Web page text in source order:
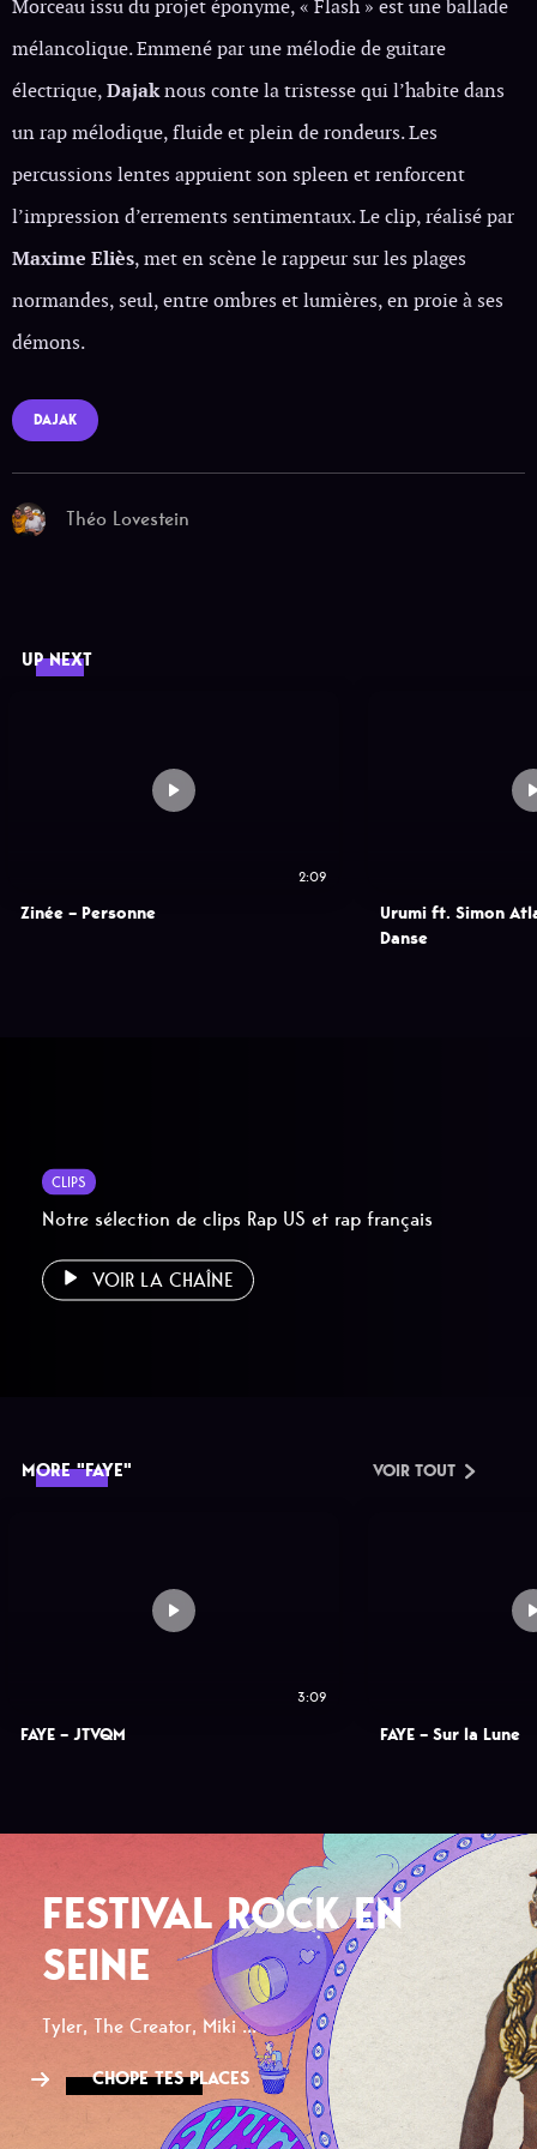
Morceau issu du projet éponyme, « Flash » est une ballade
mélancolique. Emmené par une mélodie de guitare
électrique,Dajaknous conte la tristesse qui l’habite dans
un rap mélodique, fluide et plein de rondeurs. Les
percussions lentes appuient son spleen et renforcent
l’impression d’errements sentimentaux. Le clip, réalisé par
Maxime Eliès, met en scène le rappeur sur les plages
normandes, seul, entre ombres et lumières, en proie à ses
démons.
DAJAK
Théo Lovestein
UP NEXT
2:09
Zinée – Personne
Urumi ft. Simon
Danse
CLIPS
Notre sélection de clips Rap US et rap français
VOIR LA CHAÎNE
MORE "FAYE" VOIR TOUT
3:09
FAYE – JTVQM FAYE – Sur la Lune
FESTIVAL ROCK EN
SEINE
Tyler, The Creator, Miki ...
CHOPE TES PLACES